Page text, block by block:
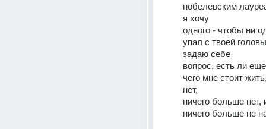
нобелевским
я хочу
одного - чтобы ни
упал с твоей
задаю себе
вопрос, есть ли
чего мне стоит
нет,
ничего больше нет,
ничего больше не